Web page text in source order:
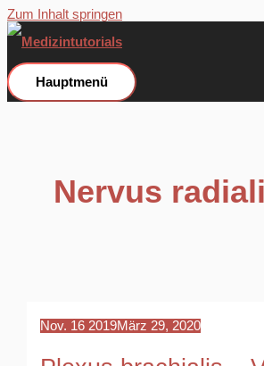
Zum Inhalt springen
Hauptmenü
Nervus
Nov. 16 2019März 29, 2020